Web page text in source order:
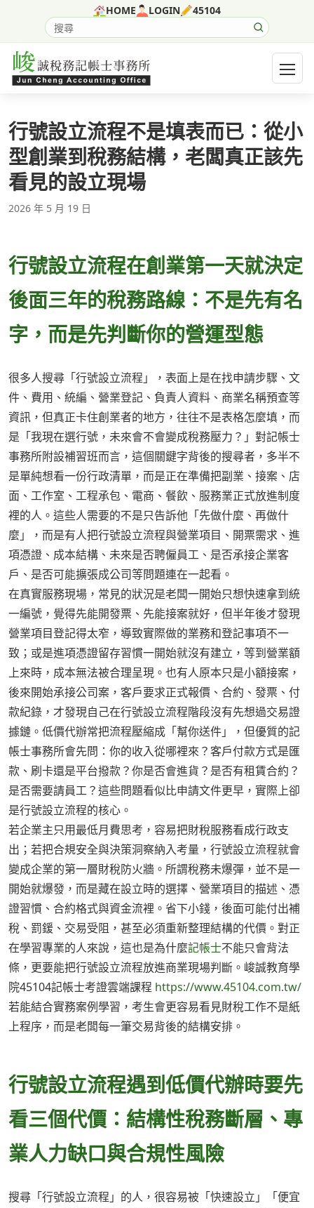
HOME LOGIN 45104
搜尋網站內容
開啟
行號設立流程不是填表而已：從小
型創業到稅務結構，老闆真正該先
看見的設立現場
2026 年 5 月 19 日
行號設立流程在創業第一天就決定
後面三年的稅務路線：不是先有名
字，而是先判斷你的營運型態
很多人搜尋「行號設立流程」，表面上是在找申請步驟、文
件、費用、統編、營業登記、負責人資料、商業名稱預查等
資訊，但真正卡住創業者的地方，往往不是表格怎麼填，而
是「我現在選行號，未來會不會變成稅務壓力？」對記帳士
事務所附設補習班而言，這個關鍵字背後的搜尋者，多半不
是單純想看一份行政清單，而是正在準備把副業、接案、店
面、工作室、工程承包、電商、餐飲、服務業正式放進制度
裡的人。這些人需要的不是只告訴他「先做什麼、再做什
麼」，而是有人把行號設立流程與營業項目、開票需求、進
項憑證、成本結構、未來是否聘僱員工、是否承接企業客
戶、是否可能擴張成公司等問題連在一起看。
在真實服務現場，常見的狀況是老闆一開始只想快速拿到統
一編號，覺得先能開發票、先能接案就好，但半年後才發現
營業項目登記得太窄，導致實際做的業務和登記事項不一
致；或是進項憑證留存習慣一開始就沒有建立，等到營業額
上來時，成本無法被合理呈現。也有人原本只是小額接案，
後來開始承接公司案，客戶要求正式報價、合約、發票、付
款紀錄，才發現自己在行號設立流程階段沒有先想過交易證
據鏈。低價代辦常把流程壓縮成「幫你送件」，但優質的記
帳士事務所會先問：你的收入從哪裡來？客戶付款方式是匯
款、刷卡還是平台撥款？你是否會進貨？是否有租賃合約？
是否需要請員工？這些問題看似比申請文件更早，實際上卻
是行號設立流程的核心。
若企業主只用最低月費思考，容易把財稅服務看成行政支
出；若把合規安全與決策洞察納入考量，行號設立流程就會
變成企業的第一層財稅防火牆。所謂稅務未爆彈，並不是一
開始就爆發，而是藏在設立時的選擇、營業項目的描述、憑
證習慣、合約格式與資金流裡。省下小錢，後面可能付出補
稅、罰鍰、交易受阻，甚至必須重新整理結構的代價。對正
在學習專業的人來說，這也是為什麼記帳士不能只會背法
條，更要能把行號設立流程放進商業現場判斷。峻誠教育學
院45104記帳士考證雲端課程 https://www.45104.com.tw/
若能結合實務案例學習，考生會更容易看見財稅工作不是紙
上程序，而是老闆每一筆交易背後的結構安排。
行號設立流程遇到低價代辦時要先
看三個代價：結構性稅務斷層、專
業人力缺口與合規性風險
搜尋「行號設立流程」的人，很容易被「快速設立」「便宜